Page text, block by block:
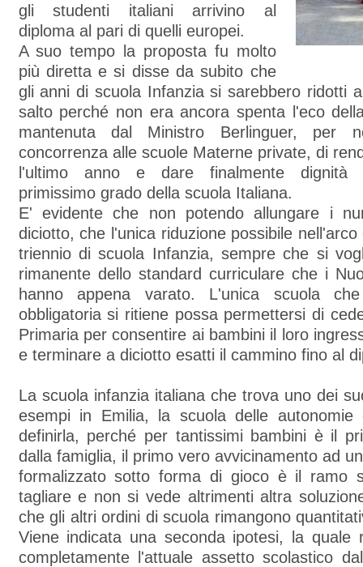
gli studenti italiani arrivino al
diploma al pari di quelli europei.
A suo tempo la proposta fu molto
più diretta e si disse da subito che
gli anni di scuola Infanzia si sarebbero ridotti
salto perché non era ancora spenta l'eco
mantenuta dal Ministro Berlinguer, per
concorrenza alle scuole Materne private, di
l'ultimo anno e dare finalmente dignità
primissimo grado della scuola Italiana.
E' evidente che non potendo allungare i
diciotto, che l'unica riduzione possibile
triennio di scuola Infanzia, sempre che si
rimanente dello standard curriculare che i
hanno appena varato. L'unica scuola
obbligatoria si ritiene possa permettersi di
Primaria per consentire ai bambini il loro
e terminare a diciotto esatti il cammino fino al
La scuola infanzia italiana che trova uno dei
esempi in Emilia, la scuola delle autonomie
definirla, perché per tantissimi bambini è il
dalla famiglia, il primo vero avvicinamento ad
formalizzato sotto forma di gioco è il ramo
tagliare e non si vede altrimenti altra
che gli altri ordini di scuola rimangono
Viene indicata una seconda ipotesi, la quale
completamente l'attuale assetto scolastico